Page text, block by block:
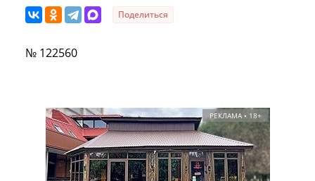
Поделиться
№ 122560
РЕКЛАМА • 18+